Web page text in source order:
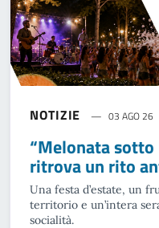
NOTIZIE 03 AGO 26
“Melonata
ritrova un rito
Una festa d’estate, un
territorio e un’intera
socialità.